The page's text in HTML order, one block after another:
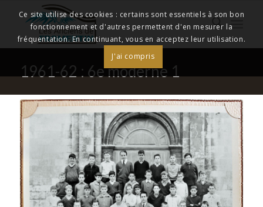
1961-62 : 6e moderne 1
Ce site utilise des cookies : certains sont essentiels à son bon
fonctionnement et d'autres permettent d'en mesurer la
fréquentation. En continuant, vous en acceptez leur utilisation.
J'ai compris